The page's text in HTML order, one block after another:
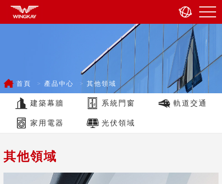
首頁 產品中心 其他領域
建築幕牆 系統門窗 軌道交通
家用電器 光伏領域
其他領域